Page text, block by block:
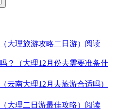
大理旅游攻略二日游） 阅读
？（大理12月份去需要准备什
云南大理12月去旅游合适吗）
大理二日游最佳攻略） 阅读